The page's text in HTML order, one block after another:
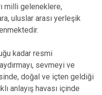
milli geleneklere,
uluslar arası yerleşik
kadar resmi
sevmeyi ve
doğal ve içten geldiği
anlayış havası içinde